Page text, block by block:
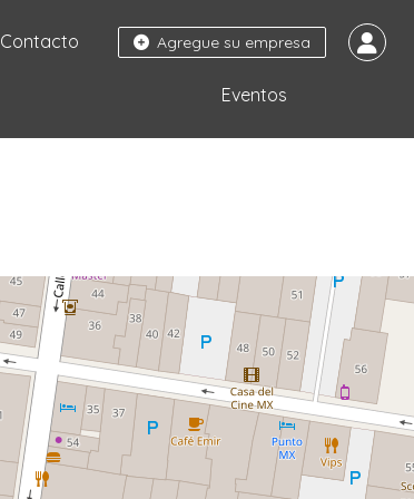
Agregue su empresa
Contacto
Eventos